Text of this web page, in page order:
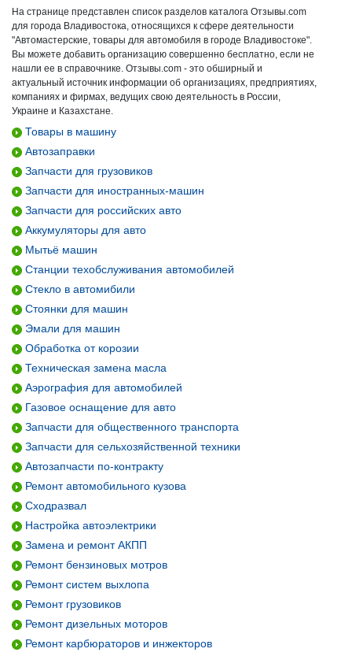
На странице представлен список разделов каталога Отзывы.com
для города Владивостока, относящихся к сфере деятельности
"Автомастерские, товары для автомобиля в городе Владивостоке".
Вы можете добавить организацию совершенно бесплатно, если не
нашли ее в справочнике. Отзывы.com - это обширный и
актуальный источник информации об организациях, предприятиях,
компаниях и фирмах, ведущих свою деятельность в России,
Украине и Казахстане.
Товары в машину
Автозаправки
Запчасти для грузовиков
Запчасти для иностранных-машин
Запчасти для российских авто
Аккумуляторы для авто
Мытьё машин
Станции техобслуживания автомобилей
Стекло в автомибили
Стоянки для машин
Эмали для машин
Обработка от корозии
Техническая замена масла
Аэрография для автомобилей
Газовое оснащение для авто
Запчасти для общественного транспорта
Запчасти для сельхозяйственной техники
Автозапчасти по-контракту
Ремонт автомобильного кузова
Сходразвал
Настройка автоэлектрики
Замена и ремонт АКПП
Ремонт бензиновых мотров
Ремонт систем выхлопа
Ремонт грузовиков
Ремонт дизельных моторов
Ремонт карбюраторов и инжекторов